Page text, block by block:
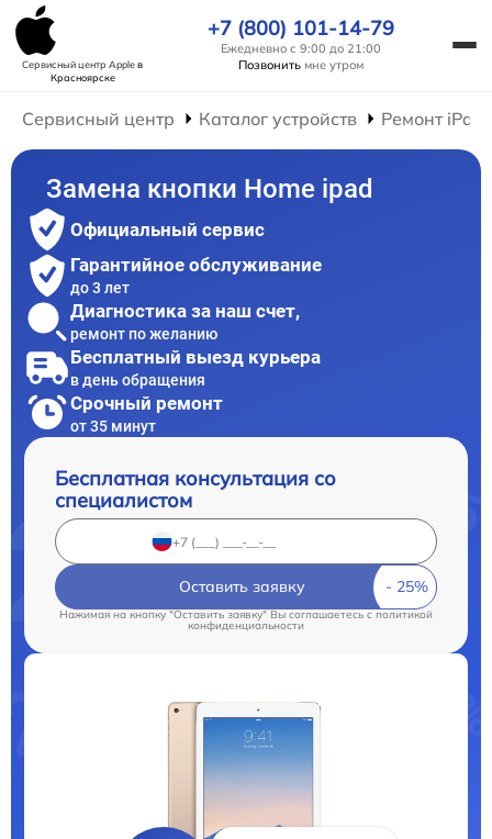
Сервисный центр Appleв
Красноярске
+7 (800) 101-14-79
Ежедневно с 9:00 до 21:00
Позвонить мне утром
Сервисный центр Каталог устройств Ремонт iPad
Замена кнопки Home ipad
Официальный сервис
Гарантийное обслуживание
до 3 лет
Диагностика за наш счет,
ремонт по желанию
Бесплатный выезд курьера
в день обращения
Срочный ремонт
от 35 минут
Бесплатная консультация со
специалистом
Оставить заявку
Нажимая на кнопку "Оставить заявку" Вы соглашаетесь cполитикой
конфиденциальности